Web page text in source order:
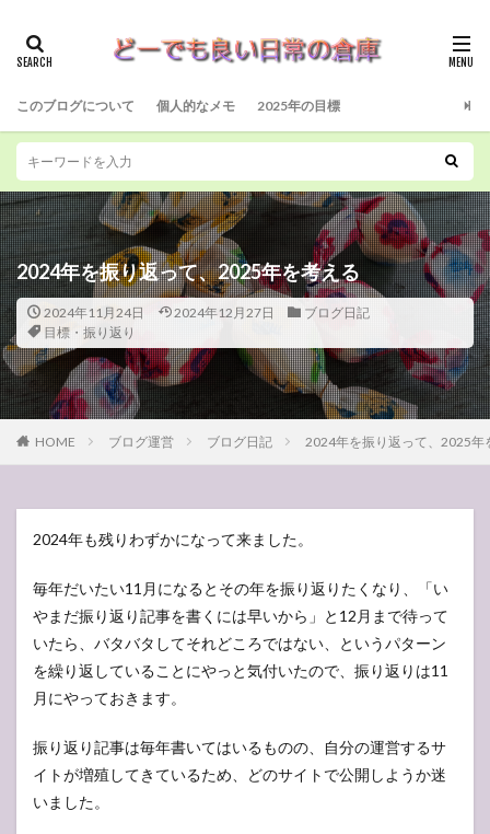
このブログについて 個人的なメモ 2025年の目標
2024年を振り返って、2025年を考える
2024年11月24日 2024年12月27日
ブログ日記
目標・振り返り
HOME ブログ運営 ブログ日記 2024年を振り返って、2025年
2024年も残りわずかになって来ました。
毎年だいたい11月になるとその年を振り返りたくなり、「い
やまだ振り返り記事を書くには早いから」と12月まで待って
いたら、バタバタしてそれどころではない、というパターン
を繰り返していることにやっと気付いたので、振り返りは11
月にやっておきます。
振り返り記事は毎年書いてはいるものの、自分の運営するサ
イトが増殖してきているため、どのサイトで公開しようか迷
いました。